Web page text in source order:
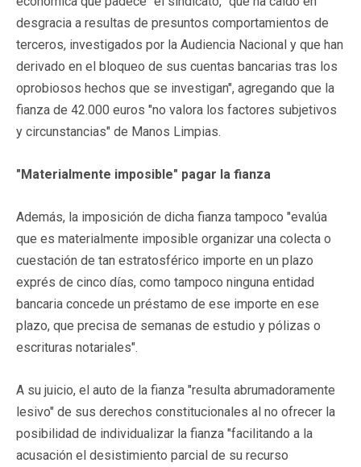
desgracia a resultas de presuntos comportamientos de
terceros, investigados por la Audiencia Nacional y que han
derivado en el bloqueo de sus cuentas bancarias tras los
oprobiosos hechos que se investigan", agregando que la
fianza de 42.000 euros "no valora los factores subjetivos
y circunstancias" de Manos Limpias.
"Materialmente imposible" pagar la fianza
Además, la imposición de dicha fianza tampoco "evalúa
que es materialmente imposible organizar una colecta o
cuestación de tan estratosférico importe en un plazo
exprés de cinco días, como tampoco ninguna entidad
bancaria concede un préstamo de ese importe en ese
plazo, que precisa de semanas de estudio y pólizas o
escrituras notariales".
A su juicio, el auto de la fianza "resulta abrumadoramente
lesivo" de sus derechos constitucionales al no ofrecer la
posibilidad de individualizar la fianza "facilitando a la
acusación el desistimiento parcial de su recurso